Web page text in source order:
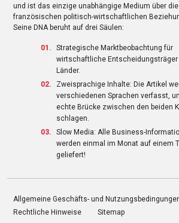
und ist das einzige unabhängige Medium über
französischen politisch-wirtschaftlichen
Seine DNA beruht auf drei Säulen:
Strategische Marktbeobachtung für
wirtschaftliche Entscheidungsträger
Länder.
Zweisprachige Inhalte: Die Artikel
verschiedenen Sprachen verfasst,
echte Brücke zwischen den beiden
schlagen.
Slow Media: Alle Business-
werden einmal im Monat auf einem
geliefert!
Allgemeine Geschäfts- und
Rechtliche Hinweise
Sitemap